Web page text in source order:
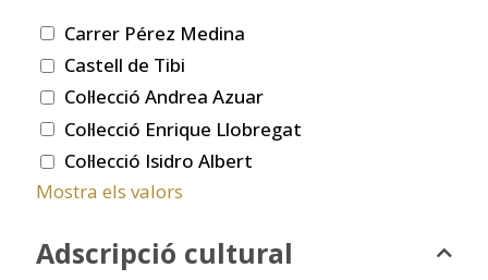
Carrer Pérez Medina
Castell de Tibi
Col·lecció Andrea Azuar
Col·lecció Enrique Llobregat
Col·lecció Isidro Albert
Mostra els valors
Adscripció cultural